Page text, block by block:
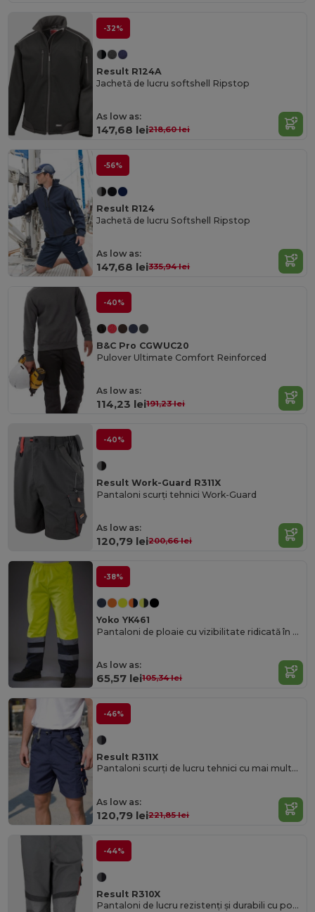
-32%
Result R124A
Jachetă de lucru softshell Ripstop
As low as:
147,68 lei218,60 lei
-56%
Result R124
Jachetă de lucru Softshell Ripstop
As low as:
147,68 lei335,94 lei
-40%
B&C Pro CGWUC20
Pulover Ultimate Comfort Reinforced
As low as:
114,23 lei191,23 lei
-40%
Result Work-Guard R311X
Pantaloni scurți tehnici Work-Guard
As low as:
120,79 lei200,66 lei
-38%
Yoko YK461
Pantaloni de ploaie cu vizibilitate ridicată în două tonuri
As low as:
65,57 lei105,34 lei
-46%
Result R311X
Pantaloni scurți de lucru tehnici cu mai multe buzunare rezistente
As low as:
120,79 lei221,85 lei
-44%
Result R310X
Pantaloni de lucru rezistenți și durabili cu potrivire ajustabilă Result